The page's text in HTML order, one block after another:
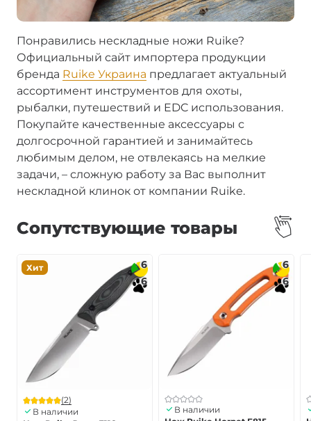
Понравились нескладные ножи Ruike?
Официальный сайт импортера продукции
бренда Ruike Украина предлагает актуальный
ассортимент инструментов для охоты,
рыбалки, путешествий и EDC использования.
Покупайте качественные аксессуары с
долгосрочной гарантией и занимайтесь
любимым делом, не отвлекаясь на мелкие
задачи, – сложную работу за Вас выполнит
нескладной клинок от компании Ruike.
Сопутствующие товары
Хит
6
6
(2)
В наличии
6
6
В наличии